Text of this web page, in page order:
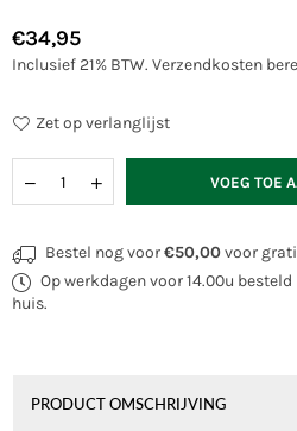
Normale
prijs
€34,95
Inclusief 21% BTW. Verzendkosten
Zet op verlanglijst
VOEG TOE
Bestel nog voor€50,00voor
Op werkdagen voor 14.00u
huis.
PRODUCT OMSCHRIJVING